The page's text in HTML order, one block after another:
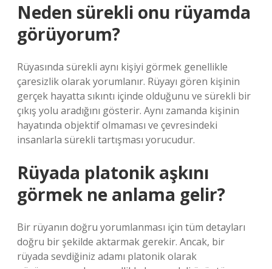
Neden sürekli onu rüyamda
görüyorum?
Rüyasında sürekli aynı kişiyi görmek genellikle
çaresizlik olarak yorumlanır. Rüyayı gören kişinin
gerçek hayatta sıkıntı içinde olduğunu ve sürekli bir
çıkış yolu aradığını gösterir. Aynı zamanda kişinin
hayatında objektif olmaması ve çevresindeki
insanlarla sürekli tartışması yorucudur.
Rüyada platonik aşkını
görmek ne anlama gelir?
Bir rüyanın doğru yorumlanması için tüm detayları
doğru bir şekilde aktarmak gerekir. Ancak, bir
rüyada sevdiğiniz adamı platonik olarak